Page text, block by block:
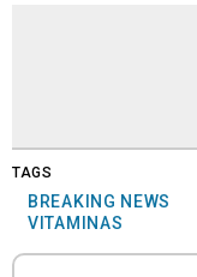
TAGS
BREAKING NEWS
VITAMINAS